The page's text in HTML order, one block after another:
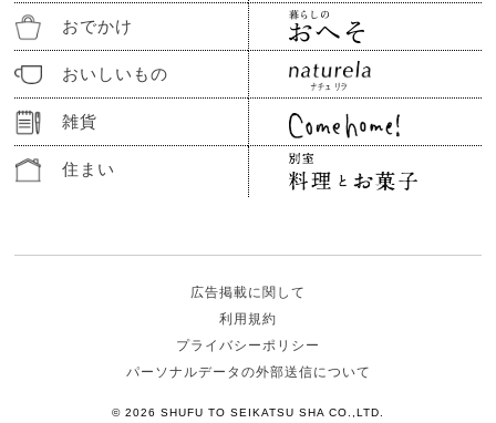
おでかけ
おいしいもの
雑貨
住まい
広告掲載に関して
利用規約
プライバシーポリシー
パーソナルデータの外部送信について
© 2026 SHUFU TO SEIKATSU SHA CO.,LTD.